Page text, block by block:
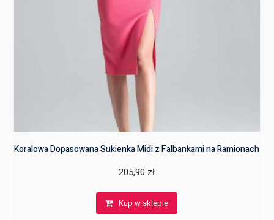
Koralowa Dopasowana Sukienka Midi z Falbankami na Ramionach
205,90 zł
Kup w sklepie